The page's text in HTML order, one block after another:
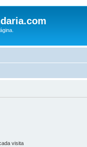
visita